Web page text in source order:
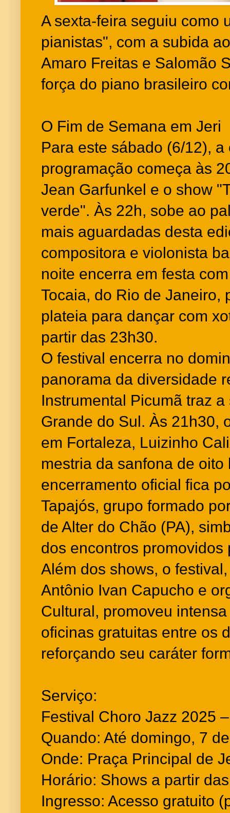
A sexta-feira seguiu como
pianistas", com a subida
Amaro Freitas e Salomão
força do piano brasileiro
O Fim de Semana em Jeri
Para este sábado (6/12), a
programação começa às
Jean Garfunkel e o show
verde". Às 22h, sobe ao
mais aguardadas desta
compositora e violonista
noite encerra em festa
Tocaia, do Rio de Janeiro,
plateia para dançar com
partir das 23h30.
O festival encerra no
panorama da diversidade
Instrumental Picumã traz
Grande do Sul. Às 21h30,
em Fortaleza, Luizinho
mestria da sanfona de oito
encerramento oficial fica
Tapajós, grupo formado
de Alter do Chão (PA),
dos encontros promovidos
Além dos shows, o
Antônio Ivan Capucho e
Cultural, promoveu
oficinas gratuitas entre os
reforçando seu caráter
Serviço:
Festival Choro Jazz 2025
Quando: Até domingo, 7
Onde: Praça Principal de
Horário: Shows a partir
Ingresso: Acesso gratuito